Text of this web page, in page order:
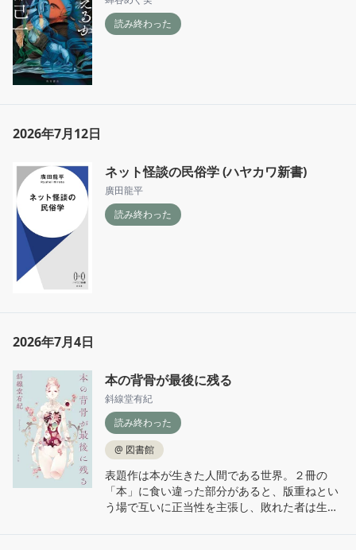
読み終わった
2026年7月12日
ネット怪談の民俗学 (ハヤカワ新書)
廣田龍平
読み終わった
2026年7月4日
本の背骨が最後に残る
斜線堂有紀
読み終わった
@ 図書館
表題作は本が生きた人間である世界。２冊の
「本」に食い違った部分があると、版重ねとい
う場で互いに正当性を主張し、敗れた者は生き